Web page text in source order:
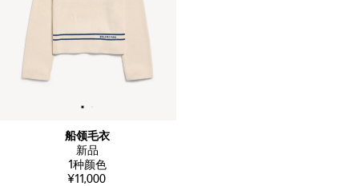
船领毛衣
新品
1种颜色
¥11,000